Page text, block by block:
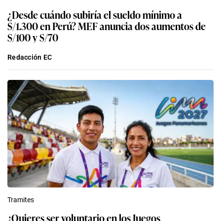
¿Desde cuándo subiría el sueldo mínimo a
S/1.300 en Perú? MEF anuncia dos aumentos de
S/100 y S/70
Redacción EC
Tramites
¿Quieres ser voluntario en los Juegos